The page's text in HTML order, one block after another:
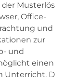
Office-
und -
zur
und
einen
Die